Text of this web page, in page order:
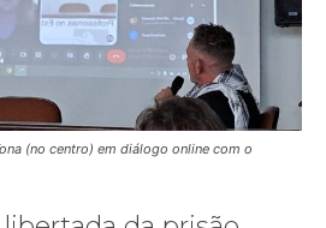
(no centro) em diálogo online com o